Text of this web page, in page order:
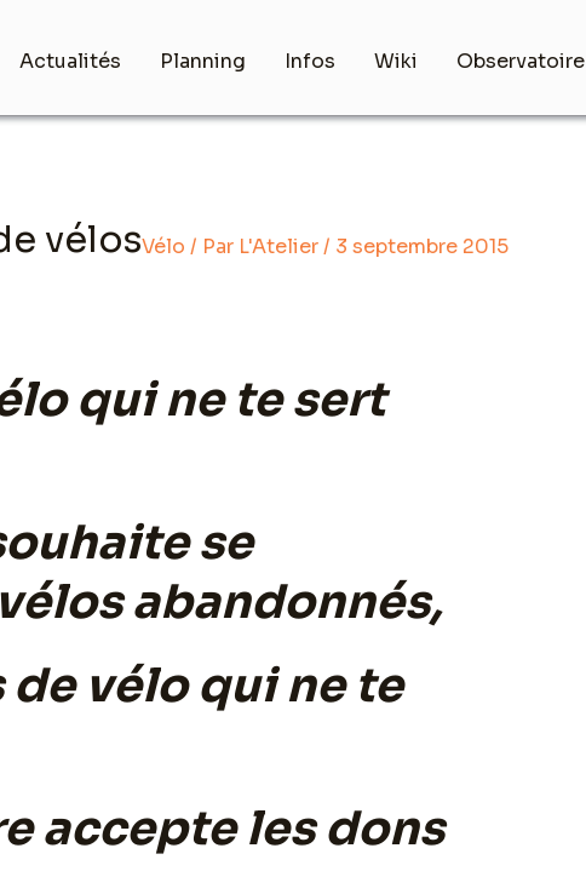
Actualités Planning Infos Wiki Observatoire
vélosVélo / Par L'Atelier/ 3 septembre 2015
qui ne te sert
se
abandonnés,
de vélo qui ne te
accepte les dons